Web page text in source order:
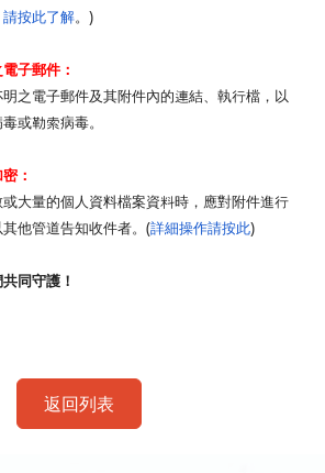
請按此了解。)
子郵件：
之電子郵件及其附件內的連結、執行檔， 以
或勒索病毒。
密：
大量的個人資料檔案資料時， 應對附件進行
他管道告知收件者。(詳細操作請按此)
同守護！
返回列表